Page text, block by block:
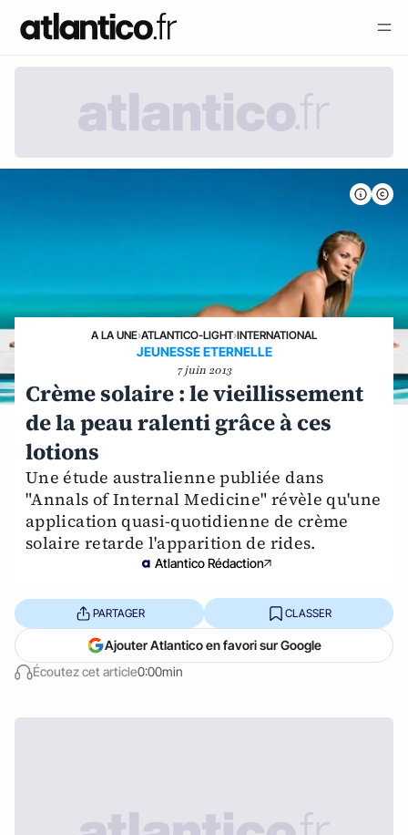
A LA UNE›ATLANTICO-LIGHT›INTERNATIONAL
JEUNESSE ETERNELLE
7 juin 2013
Crème solaire : le vieillissement
de la peau ralenti grâce à ces
lotions
Une étude australienne publiée dans
"Annals of Internal Medicine" révèle qu'une
application quasi-quotidienne de crème
solaire retarde l'apparition de rides.
Atlantico Rédaction
Écoutez cet article0:00min
PARTAGER CLASSER
Ajouter Atlantico en favori sur Google